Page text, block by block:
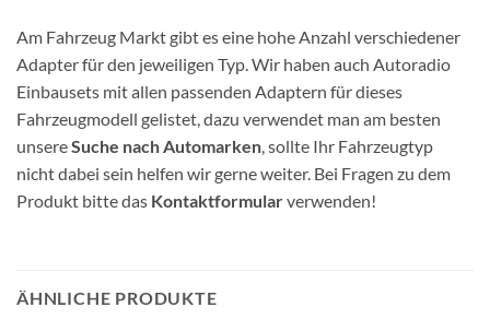
Am Fahrzeug Markt gibt es eine hohe Anzahl verschiedener
Adapter für den jeweiligen Typ. Wir haben auch Autoradio
Einbausets mit allen passenden Adaptern für dieses
Fahrzeugmodell gelistet, dazu verwendet man am besten
unsereSuche nach Automarken, sollte Ihr Fahrzeugtyp
nicht dabei sein helfen wir gerne weiter. Bei Fragen zu dem
Produkt bitte das Kontaktformularverwenden!
ÄHNLICHE PRODUKTE